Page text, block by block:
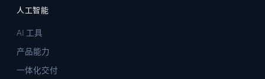
人工智能
AI 工具
产品能力
一体化交付